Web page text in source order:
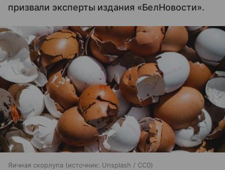
призвали эксперты издания «БелНовости».
Яичная скорлупа источник: Unsplash / CC0